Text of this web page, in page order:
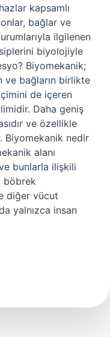
kapsamlı
bağlar ve
ilgilenen
biyolojiyle
Biyomekanik;
ve bağların birlikte
de içeren
Daha geniş
ve özellikle
Biyomekanik nedir
alanı
bunlarla ilişkili
böbrek
diğer vücut
yalnızca insan